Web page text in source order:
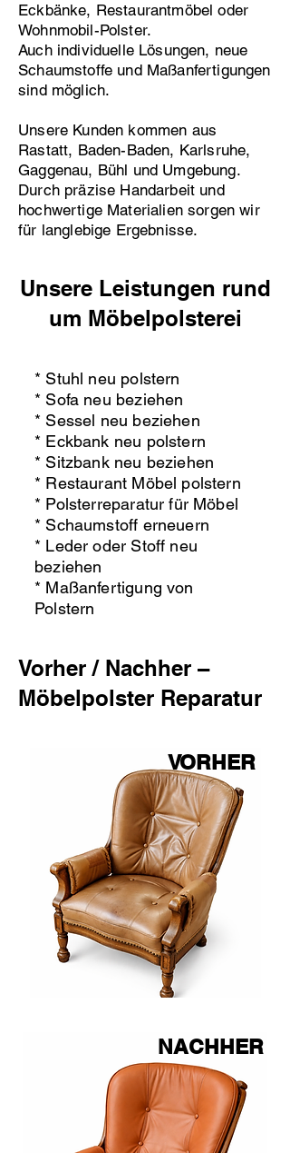
Eckbänke, Restaurantmöbel oder
Wohnmobil-Polster.
Auch individuelle Lösungen, neue
Schaumstoffe und Maßanfertigungen
sind möglich.
Unsere Kunden kommen aus
Rastatt, Baden-Baden, Karlsruhe,
Gaggenau, Bühl und Umgebung.
Durch präzise Handarbeit und
hochwertige Materialien sorgen wir
für langlebige Ergebnisse.
Unsere Leistungen rund
um Möbelpolsterei
* Stuhl neu polstern
* Sofa neu beziehen
* Sessel neu beziehen
* Eckbank neu polstern
* Sitzbank neu beziehen
* Restaurant Möbel polstern
* Polsterreparatur für Möbel
* Schaumstoff erneuern
* Leder oder Stoff neu
beziehen
* Maßanfertigung von
Polstern
Vorher / Nachher –
Möbelpolster Reparatur
VORHER
NACHHER